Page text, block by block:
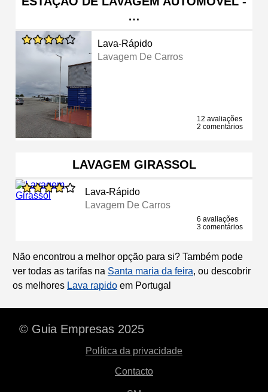
…
Lava-Rápido
Lavagem De Carros
12 avaliações
2 comentários
LAVAGEM GIRASSOL
Lava-Rápido
Lavagem De Carros
6 avaliações
3 comentários
Não encontrou a melhor opção para si? Também pode
ver todas as tarifas na Santa maria da feira, ou descobrir
os melhores Lava rapido em Portugal
© Guia Empresas 2025
Política da privacidade
Contacto